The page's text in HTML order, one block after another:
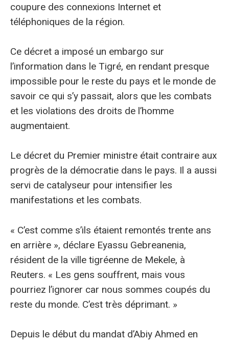
coupure des connexions Internet et
téléphoniques de la région.
Ce décret a imposé un embargo sur
l’information dans le Tigré, en rendant presque
impossible pour le reste du pays et le monde de
savoir ce qui s’y passait, alors que les combats
et les violations des droits de l’homme
augmentaient.
Le décret du Premier ministre était contraire aux
progrès de la démocratie dans le pays. Il a aussi
servi de catalyseur pour intensifier les
manifestations et les combats.
« C’est comme s’ils étaient remontés trente ans
en arrière », déclare Eyassu Gebreanenia,
résident de la ville tigréenne de Mekele, à
Reuters. « Les gens souffrent, mais vous
pourriez l’ignorer car nous sommes coupés du
reste du monde. C’est très déprimant. »
Depuis le début du mandat d’Abiy Ahmed en